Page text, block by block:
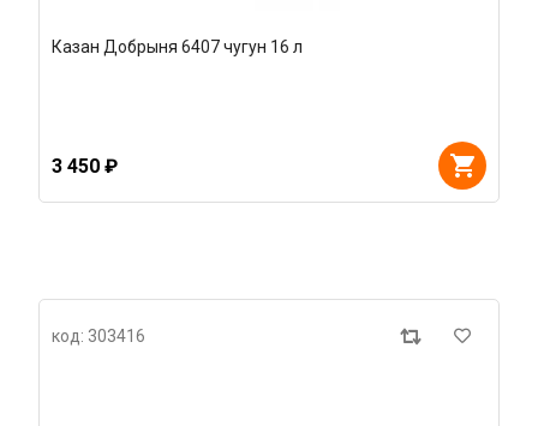
Казан Добрыня 6407 чугун 16 л
3 450 ₽
код: 303416